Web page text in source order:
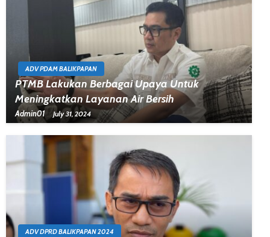
ADV PDAM BALIKPAPAN
PTMB Lakukan Berbagai Upaya Untuk
Meningkatkan Layanan Air Bersih
Admin01 July 31, 2024
ADV DPRD BALIKPAPAN 2024